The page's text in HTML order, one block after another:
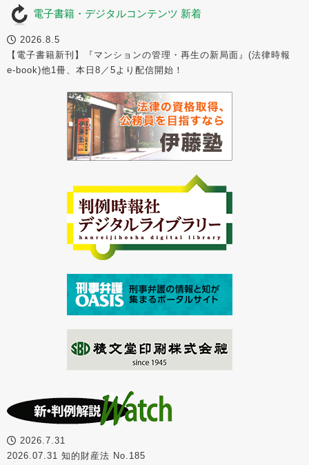
電子書籍・デジタルコンテンツ 新着
2026.8.5
【電子書籍新刊】『マンションの管理・再生の新局面』(法律時報
e-book)他1冊、本日8／5より配信開始！
2026.7.31
2026.07.31 知的財産法 No.185